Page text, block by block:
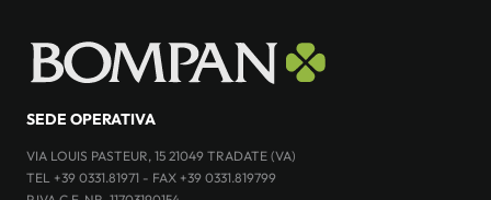
SEDE OPERATIVA
VIA LOUIS PASTEUR, 15 21049 TRADATE (VA)
TEL +39 0331.81971 - FAX +39 0331.819799